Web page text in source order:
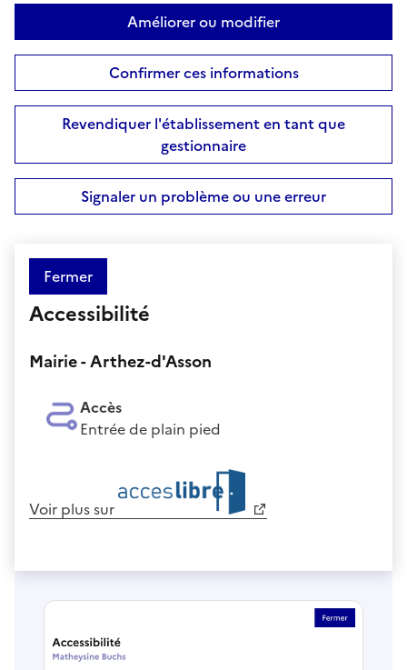
Améliorer ou modifier
Confirmer ces informations
Revendiquer l'établissement en tant que
gestionnaire
Signaler un problème ou une erreur
Fermer
Accessibilité
Mairie - Arthez-d'Asson
Accès
Entrée de plain pied
Voir plus sur